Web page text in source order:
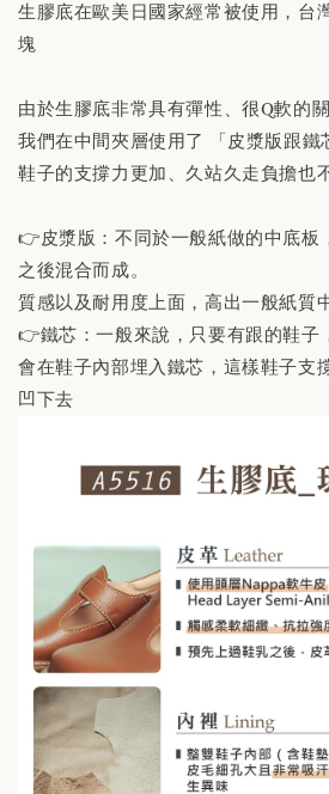
生膠底在歐美日國家經常被使用，台
塊
由於生膠底非常具有彈性、很Q軟的
我們在中間夾層使用了 「皮漿版跟鐵
鞋子的支撐力更加、久站久走負擔也
👉皮漿版：不同於一般紙做的中底板
之後混合而成。
質感以及耐用度上面，高出一般紙質
👉鐵芯：一般來說，只要有跟的鞋子
會在鞋子內部埋入鐵芯，這樣鞋子支
凹下去